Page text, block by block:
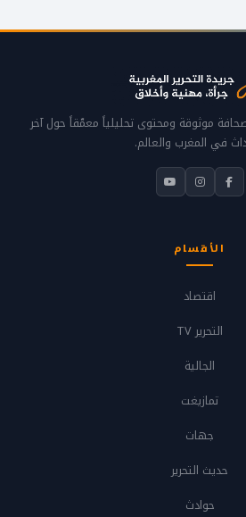
موثوقة ومحتوى تحليلياً معمّقاً حول آخر
في المغرب والعالم.
الأقسام
اقتصاد
التحرير TV
الجالية
تمازيغت
جهات
حديث التحرير
حوادث